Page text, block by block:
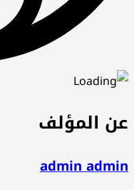
عن المؤلف
admin admin